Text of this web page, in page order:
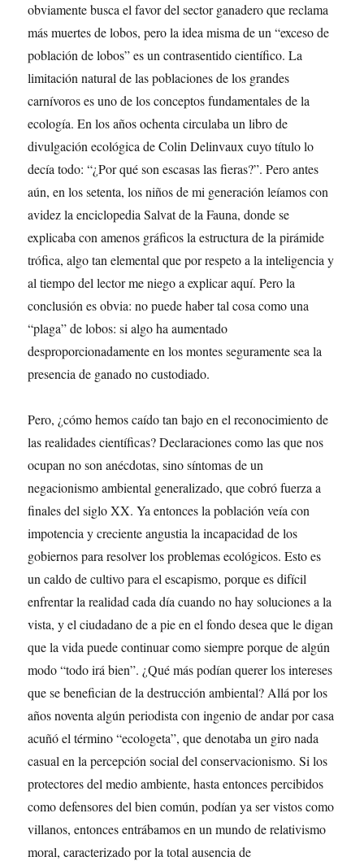
obviamente busca el favor del sector ganadero que reclama
más muertes de lobos, pero la idea misma de un “exceso de
población de lobos” es un contrasentido científico. La
limitación natural de las poblaciones de los grandes
carnívoros es uno de los conceptos fundamentales de la
ecología. En los años ochenta circulaba un libro de
divulgación ecológica de Colin Delinvaux cuyo título lo
decía todo: “¿Por qué son escasas las fieras?”. Pero antes
aún, en los setenta, los niños de mi generación leíamos con
avidez la enciclopedia Salvat de la Fauna, donde se
explicaba con amenos gráficos la estructura de la pirámide
trófica, algo tan elemental que por respeto a la inteligencia y
al tiempo del lector me niego a explicar aquí. Pero la
conclusión es obvia: no puede haber tal cosa como una
“plaga” de lobos: si algo ha aumentado
desproporcionadamente en los montes seguramente sea la
presencia de ganado no custodiado.
Pero, ¿cómo hemos caído tan bajo en el reconocimiento de
las realidades científicas? Declaraciones como las que nos
ocupan no son anécdotas, sino síntomas de un
negacionismo ambiental generalizado, que cobró fuerza a
finales del siglo XX. Ya entonces la población veía con
impotencia y creciente angustia la incapacidad de los
gobiernos para resolver los problemas ecológicos. Esto es
un caldo de cultivo para el escapismo, porque es difícil
enfrentar la realidad cada día cuando no hay soluciones a la
vista, y el ciudadano de a pie en el fondo desea que le digan
que la vida puede continuar como siempre porque de algún
modo “todo irá bien”. ¿Qué más podían querer los intereses
que se benefician de la destrucción ambiental? Allá por los
años noventa algún periodista con ingenio de andar por casa
acuñó el término “ecologeta”, que denotaba un giro nada
casual en la percepción social del conservacionismo. Si los
protectores del medio ambiente, hasta entonces percibidos
como defensores del bien común, podían ya ser vistos como
villanos, entonces entrábamos en un mundo de relativismo
moral, caracterizado por la total ausencia de